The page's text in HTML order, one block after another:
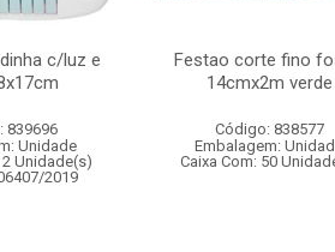
c/luz e
839696
Unidade
Unidade(s)
2019
Festao corte fino
14cmx2m verde
Código: 838577
Embalagem:
Caixa Com: 50